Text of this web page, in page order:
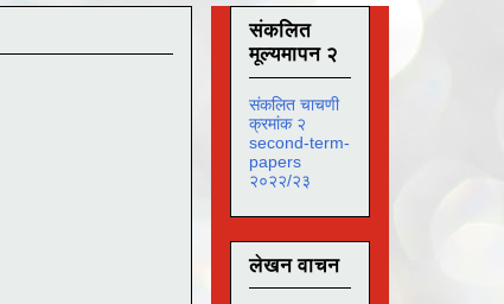
संकलित
मूल्यमापन २
संकलित चाचणी
क्रमांक २
second-term-
papers
२०२२/२३
लेखन वाचन